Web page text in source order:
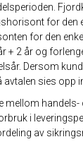
for den
for den
+ 2 år og
Dersom
sies opp
mellom
i
av